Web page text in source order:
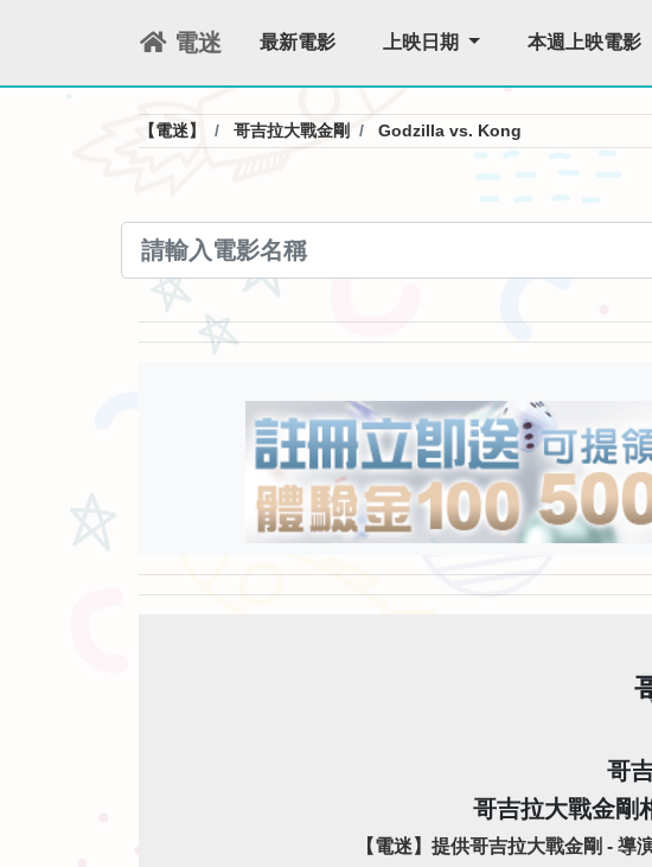
電迷 最新電影 上映日期 本週上映電影
【電迷】 哥吉拉大戰金剛 Godzilla vs. Kong
哥
哥吉拉大戰金剛
【電迷】提供哥吉拉大戰金剛 -